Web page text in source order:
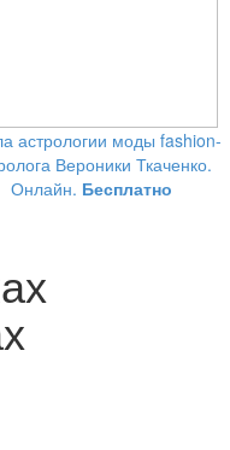
астрологии моды fashion-
Вероники Ткаченко.
Онлайн. Бесплатно